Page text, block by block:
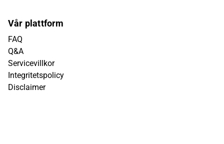
Vår plattform
FAQ
Q&A
Servicevillkor
Integritetspolicy
Disclaimer